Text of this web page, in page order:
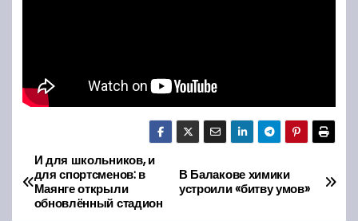
Н
а
В Балакове химики
устроили «битву умов»
И для школьников, и
для спортсменов: в
Маянге открыли
обновлённый стадион